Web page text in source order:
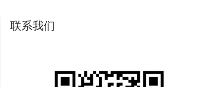
联系我们